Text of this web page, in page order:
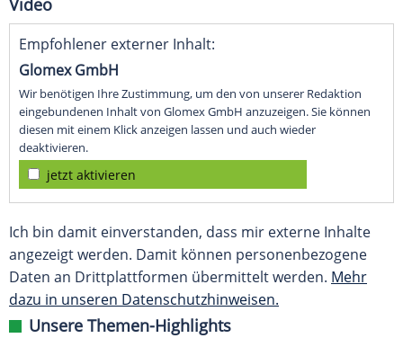
Video
Empfohlener externer Inhalt:
Glomex GmbH
Wir benötigen Ihre Zustimmung, um den von unserer Redaktion
eingebundenen Inhalt von Glomex GmbH anzuzeigen. Sie können
diesen mit einem Klick anzeigen lassen und auch wieder
deaktivieren.
jetzt aktivieren
Ich bin damit einverstanden, dass mir externe Inhalte
angezeigt werden. Damit können personenbezogene
Daten an Drittplattformen übermittelt werden. Mehr
dazu in unseren Datenschutzhinweisen.
Unsere Themen-Highlights